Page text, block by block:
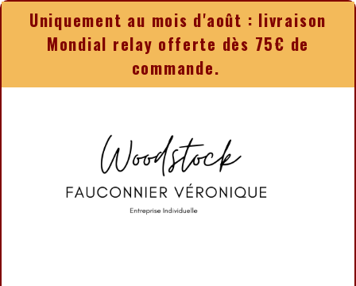
Uniquement au mois d'août : livraison
Mondial relay offerte dès 75€ de
commande.
Panneau de gestion des cookies